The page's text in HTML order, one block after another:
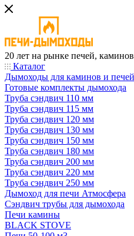
20 лет на рынке печей,
Каталог
Дымоходы для каминов и печей
Готовые комплекты дымохода
Труба сэндвич 110 мм
Труба сэндвич 115 мм
Труба сэндвич 120 мм
Труба сэндвич 130 мм
Труба сэндвич 150 мм
Труба сэндвич 180 мм
Труба сэндвич 200 мм
Труба сэндвич 220 мм
Труба сэндвич 250 мм
Дымоход для печи Атмосфера
Сэндвич трубы для дымохода
Печи камины
BLACK STOVE